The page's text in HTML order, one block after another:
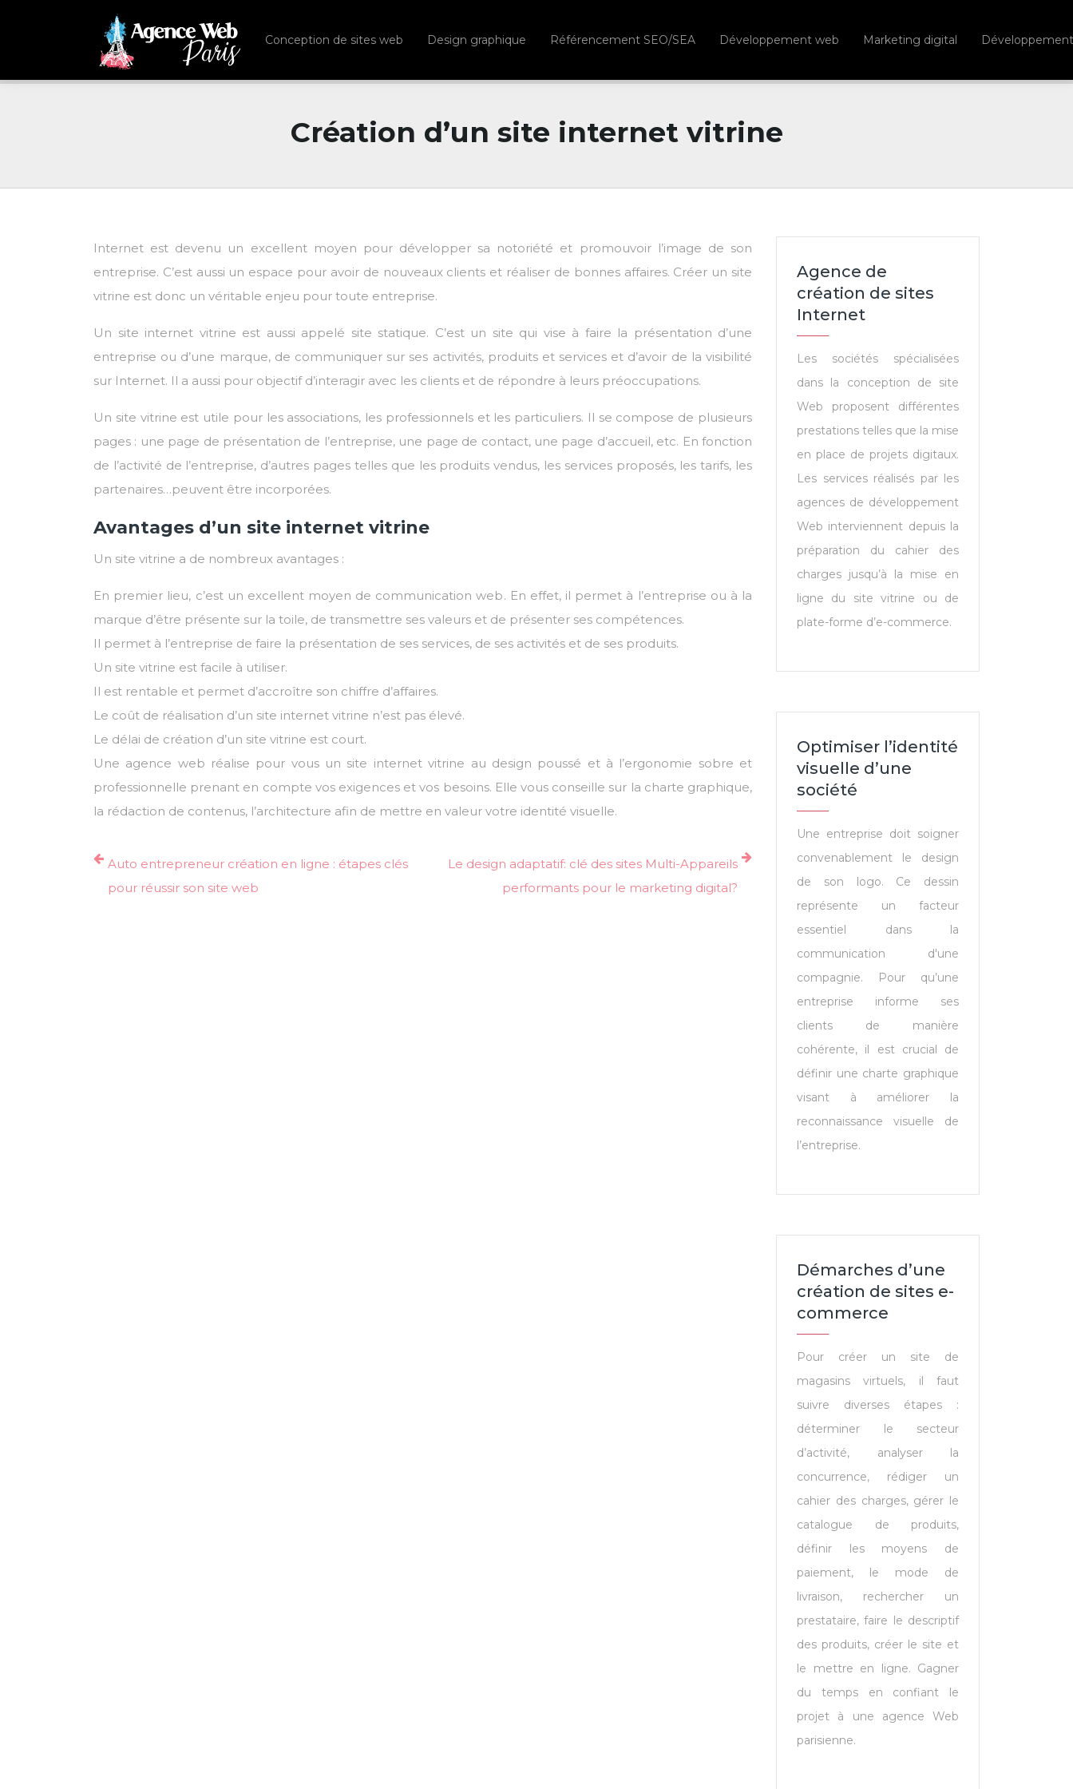
Conception de sites web Design graphique Référencement SEO/SEA Développement web Marketing digital
Création d’un site internet vitrine
Internet est devenu un excellent moyen pour développer sa notoriété et promouvoir l’image de son
entreprise. C’est aussi un espace pour avoir de nouveaux clients et réaliser de bonnes affaires. Créer un site
vitrine est donc un véritable enjeu pour toute entreprise.
Un site internet vitrine est aussi appelé site statique. C’est un site qui vise à faire la présentation d’une
entreprise ou d’une marque, de communiquer sur ses activités, produits et services et d’avoir de la visibilité
sur Internet. Il a aussi pour objectif d’interagir avec les clients et de répondre à leurs préoccupations.
Un site vitrine est utile pour les associations, les professionnels et les particuliers. Il se compose de plusieurs
pages : une page de présentation de l’entreprise, une page de contact, une page d’accueil, etc. En fonction
de l’activité de l’entreprise, d’autres pages telles que les produits vendus, les services proposés, les tarifs, les
partenaires…peuvent être incorporées.
Avantages d’un site internet vitrine
Un site vitrine a de nombreux avantages :
En premier lieu, c’est un excellent moyen de communication web. En effet, il permet à l’entreprise ou à la
marque d’être présente sur la toile, de transmettre ses valeurs et de présenter ses compétences.
Il permet à l’entreprise de faire la présentation de ses services, de ses activités et de ses produits.
Un site vitrine est facile à utiliser.
Il est rentable et permet d’accroître son chiffre d’affaires.
Le coût de réalisation d’un site internet vitrine n’est pas élevé.
Le délai de création d’un site vitrine est court.
Une agence web réalise pour vous un site internet vitrine au design poussé et à l’ergonomie sobre et
professionnelle prenant en compte vos exigences et vos besoins. Elle vous conseille sur la charte graphique,
la rédaction de contenus, l’architecture afin de mettre en valeur votre identité visuelle.
Auto entrepreneur création en ligne : étapes clés
pour réussir son site web
Le design adaptatif: clé des sites Multi-Appareils
performants pour le marketing digital?
Agence de
création de sites
Internet
Les sociétés spécialisées
dans la conception de site
Web proposent différentes
prestations telles que la mise
en place de projets digitaux.
Les services réalisés par les
agences de développement
Web interviennent depuis la
préparation du cahier des
charges jusqu’à la mise en
ligne du site vitrine ou de
plate-forme d’e-commerce.
Optimiser l’identité
visuelle d’une
société
Une entreprise doit soigner
convenablement le design
de son logo. Ce dessin
représente un facteur
essentiel dans la
communication d'une
compagnie. Pour qu’une
entreprise informe ses
clients de manière
cohérente, il est crucial de
définir une charte graphique
visant à améliorer la
reconnaissance visuelle de
l’entreprise.
Démarches d’une
création de sites e-
commerce
Pour créer un site de
magasins virtuels, il faut
suivre diverses étapes :
déterminer le secteur
d’activité, analyser la
concurrence, rédiger un
cahier des charges, gérer le
catalogue de produits,
définir les moyens de
paiement, le mode de
livraison, rechercher un
prestataire, faire le descriptif
des produits, créer le site et
le mettre en ligne. Gagner
du temps en confiant le
projet à une agence Web
parisienne.